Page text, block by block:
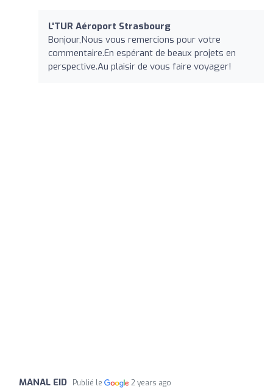
L'TUR Aéroport Strasbourg
Bonjour,Nous vous remercions pour votre
commentaire.En espérant de beaux projets en
perspective.Au plaisir de vous faire voyager!
MANAL EID Publié le 2 years ago